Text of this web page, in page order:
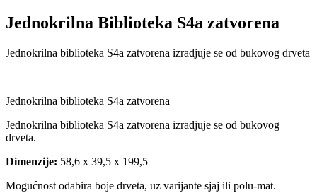
Jednokrilna Biblioteka S4a zatvorena
Jednokrilna biblioteka S4a zatvorena izradjuje se od bukovog drveta
Jednokrilna biblioteka S4a zatvorena
Jednokrilna biblioteka S4a zatvorena izradjuje se od bukovog
drveta.
Dimenzije: 58,6 x 39,5 x 199,5
Mogućnost odabira boje drveta, uz varijante sjaj ili polu-mat.